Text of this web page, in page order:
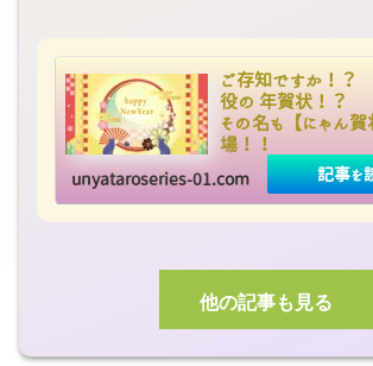
ご存知ですか！？
役の 年賀状！？
その名も【にゃん
場！！
unyataroseries-01.com
他の記事も見る